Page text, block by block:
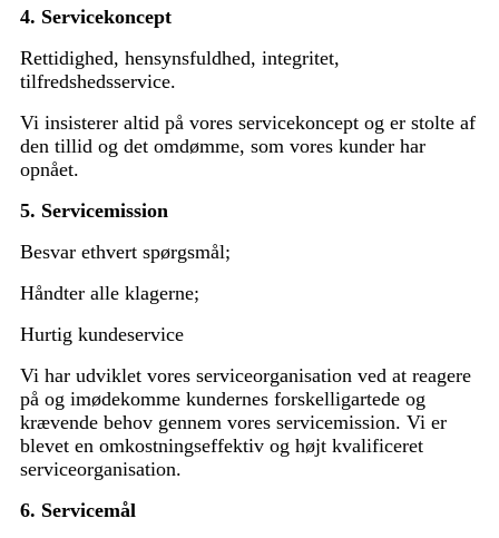
4. Servicekoncept
Rettidighed, hensynsfuldhed, integritet,
tilfredshedsservice.
Vi insisterer altid på vores servicekoncept og er stolte af
den tillid og det omdømme, som vores kunder har
opnået.
5. Servicemission
Besvar ethvert spørgsmål;
Håndter alle klagerne;
Hurtig kundeservice
Vi har udviklet vores serviceorganisation ved at reagere
på og imødekomme kundernes forskelligartede og
krævende behov gennem vores servicemission. Vi er
blevet en omkostningseffektiv og højt kvalificeret
serviceorganisation.
6. Servicemål